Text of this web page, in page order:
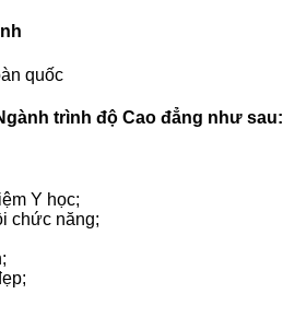
quốc
trình độ Cao đẳng như sau:
Y học;
chức năng;